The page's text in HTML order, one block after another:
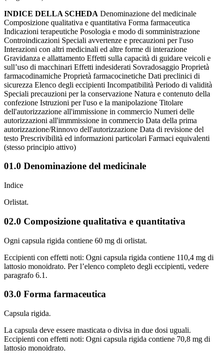
INDICE DELLA SCHEDA Denominazione del medicinale
Composizione qualitativa e quantitativa Forma farmaceutica
Indicazioni terapeutiche Posologia e modo di somministrazione
Controindicazioni Speciali avvertenze e precauzioni per l'uso
Interazioni con altri medicinali ed altre forme di interazione
Gravidanza e allattamento Effetti sulla capacità di guidare veicoli e
sull’uso di macchinari Effetti indesiderati Sovradosaggio Proprietà
farmacodinamiche Proprietà farmacocinetiche Dati preclinici di
sicurezza Elenco degli eccipienti Incompatibilità Periodo di validità
Speciali precauzioni per la conservazione Natura e contenuto della
confezione Istruzioni per l'uso e la manipolazione Titolare
dell'autorizzazione all'immissione in commercio Numeri delle
autorizzazioni all'immmissione in commercio Data della prima
autorizzazione/Rinnovo dell'autorizzazione Data di revisione del
testo Prescrivibilità ed informazioni particolari Farmaci equivalenti
(stesso principio attivo)
01.0 Denominazione del medicinale
Indice
Orlistat.
02.0 Composizione qualitativa e quantitativa
Ogni capsula rigida contiene 60 mg di orlistat.
Eccipienti con effetti noti: Ogni capsula rigida contiene 110,4 mg di
lattosio monoidrato. Per l’elenco completo degli eccipienti, vedere
paragrafo 6.1.
03.0 Forma farmaceutica
Capsula rigida.
La capsula deve essere masticata o divisa in due dosi uguali.
Eccipienti con effetti noti: Ogni capsula rigida contiene 70,8 mg di
lattosio monoidrato.